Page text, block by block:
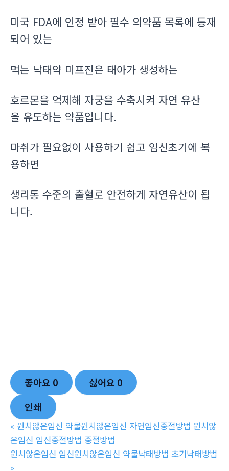
미국 FDA에 인정 받아 필수 의약품 목록에 등재
되어 있는
먹는 낙태약 미프진은 태아가 생성하는
호르몬을 억제해 자궁을 수축시켜 자연 유산
을 유도하는 약품입니다.
마취가 필요없이 사용하기 쉽고 임신초기에 복
용하면
생리통 수준의 출혈로 안전하게 자연유산이 됩
니다.
좋아요 0 싫어요 0
인쇄
« 원치않은임신 약물원치않은임신 자연임신중절방법 원치않
은임신 임신중절방법 중절방법
원치않은임신 임신원치않은임신 약물낙태방법 초기낙태방법
»